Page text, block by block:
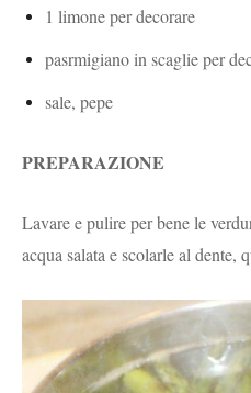
1 limone per decorare
pasrmigiano in scaglie per
sale, pepe
PREPARAZIONE
Lavare e pulire per bene le
acqua salata e scolarle al dente,